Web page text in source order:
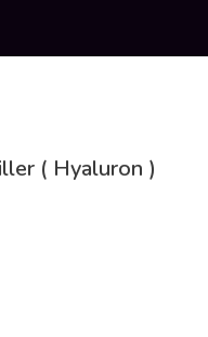
( Hyaluron )